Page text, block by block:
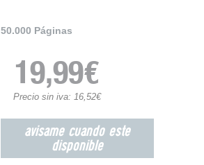
50.000 Páginas
19,99€
Precio sin iva: 16,52€
avisame cuando este
disponible